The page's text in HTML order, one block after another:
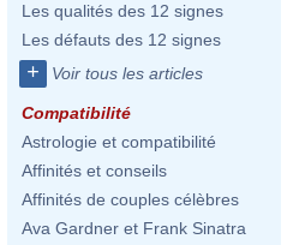
Les qualités des 12 signes
Les défauts des 12 signes
+ Voir tous les articles
Compatibilité
Astrologie et compatibilité
Affinités et conseils
Affinités de couples célèbres
Ava Gardner et Frank Sinatra